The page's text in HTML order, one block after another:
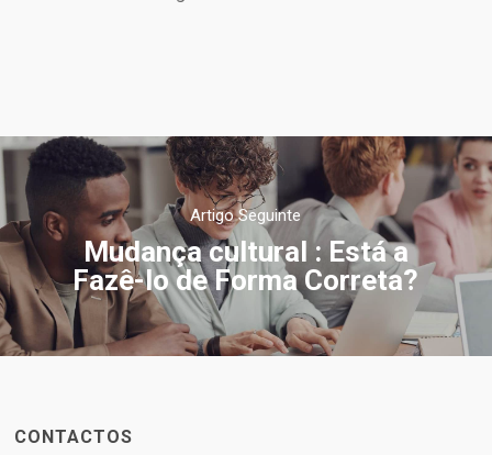
Artigo Seguinte
Mudança cultural : Está a
Fazê-lo de Forma Correta?
CONTACTOS